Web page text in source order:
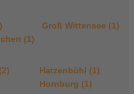
Groß Wittensee (1)
(1)
Hatzenbühl (1)
Hornburg (1)